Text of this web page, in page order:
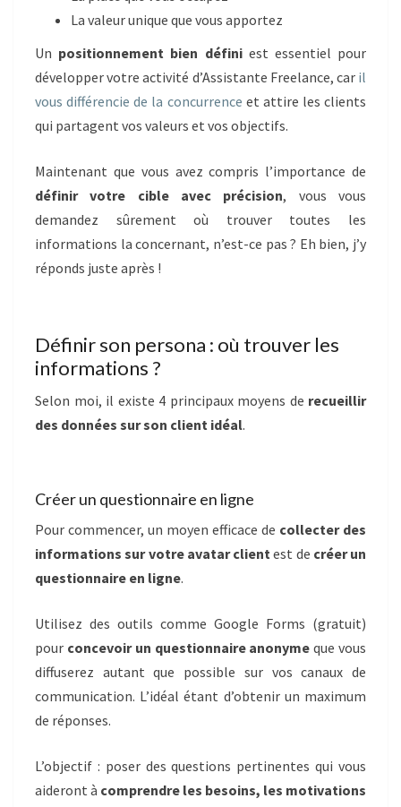
La valeur unique que vous apportez
Un positionnement bien définiest essentiel pour
développer votre activité d’Assistante Freelance, car il
vous différencie de la concurrence et attire les clients
qui partagent vos valeurs et vos objectifs.
Maintenant que vous avez compris l’importance de
définir votre cible avec précision, vous vous
demandez sûrement où trouver toutes les
informations la concernant, n’est-ce pas ? Eh bien, j’y
réponds juste après !
Définir son persona : où trouver les
informations ?
Selon moi, il existe 4 principaux moyens de recueillir
des données sur son client idéal.
Créer un questionnaire en ligne
Pour commencer, un moyen efficace de collecter des
informations sur votre avatar clientest de créer un
questionnaire en ligne.
Utilisez des outils comme Google Forms (gratuit)
pour concevoir un questionnaire anonyme que vous
diffuserez autant que possible sur vos canaux de
communication. L’idéal étant d’obtenir un maximum
de réponses.
L’objectif : poser des questions pertinentes qui vous
aideront à comprendre les besoins, les motivations